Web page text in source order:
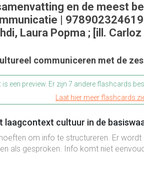
en de meest
|
Laura Popma ; [ill.
communiceren met de zes
is een preview. Er zijn 7 andere flashcards
Laat hier meer flashcards
cultuur in de
om info te structureren. Er
als gesproken. Info komt niet